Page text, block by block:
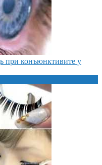
при конъюнктивите у